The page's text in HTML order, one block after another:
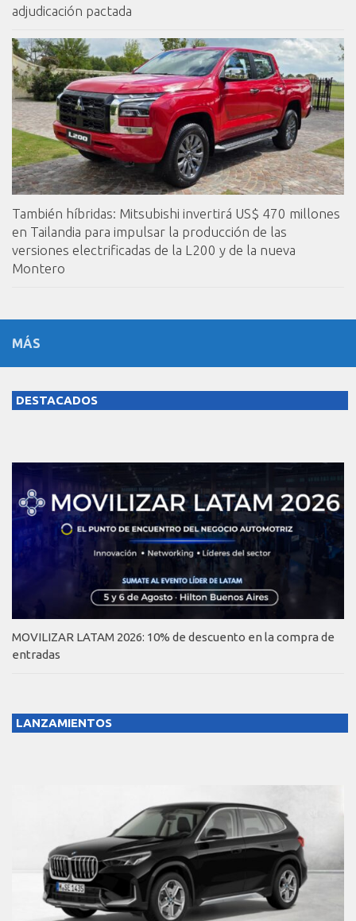
adjudicación pactada
También híbridas: Mitsubishi invertirá US$ 470 millones
en Tailandia para impulsar la producción de las
versiones electrificadas de la L200 y de la nueva
Montero
MÁS
DESTACADOS
MOVILIZAR LATAM 2026: 10% de descuento en la compra de
entradas
LANZAMIENTOS